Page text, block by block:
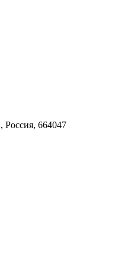
Россия, 664047